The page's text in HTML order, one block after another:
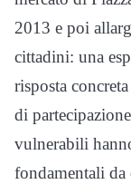
2013 e poi
cittadini: una
risposta
di
vulnerabili
fondamentali